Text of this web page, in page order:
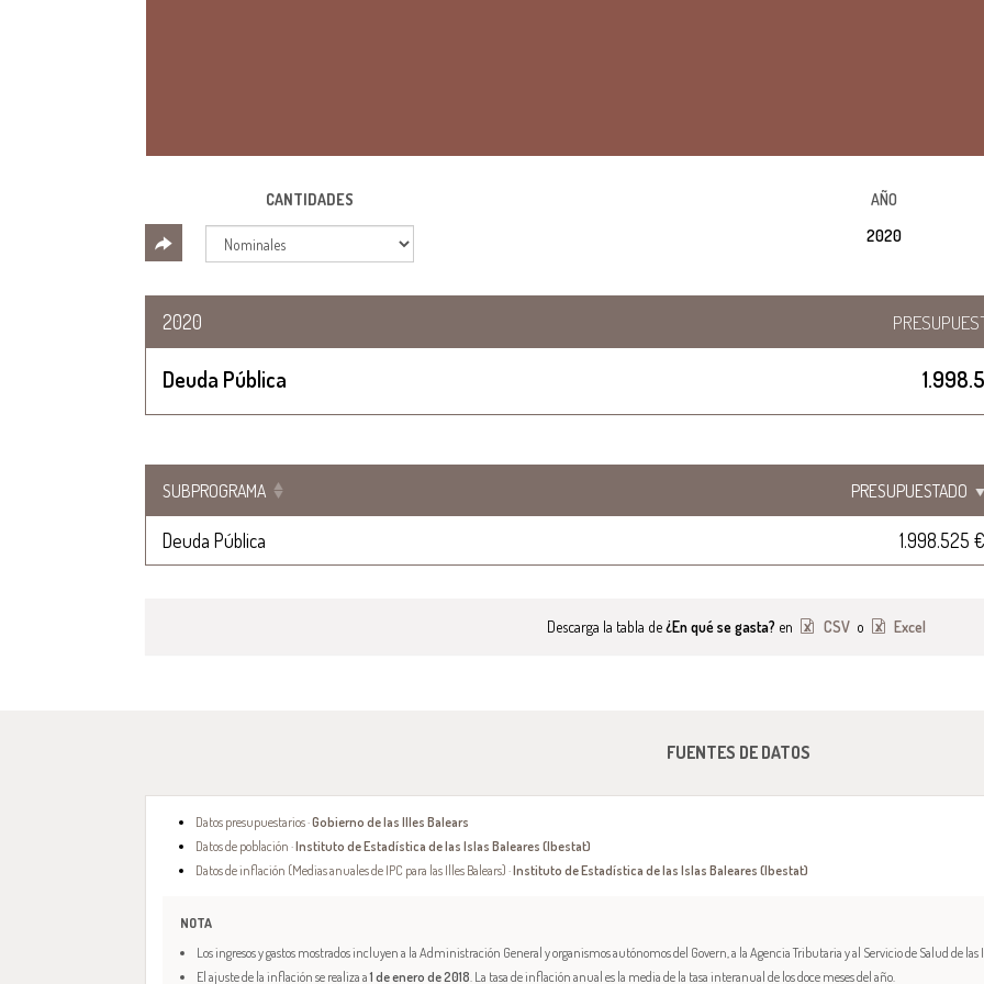
CANTIDADES
AÑO
2020
2020
Deuda Pública
SUBPROGRAMA PRESUPUESTADO
Deuda Pública 1.998.525 €
Descarga la tabla de¿En qué se gasta?en CSV o Excel
FUENTES DE DATOS
Datos presupuestarios ·Gobierno de las Illes Balears
Datos de población ·Instituto de Estadística de las Islas Baleares (Ibestat)
Datos de inflación (Medias anuales de IPC para las Illes Balears) ·Instituto de Estadística de las Islas Baleares (Ibestat)
NOTA
Los ingresos y gastos mostrados incluyen a la Administración General y organismos autónomos del Govern, a la Agencia Tributaria y al Servicio de Salud de las
El ajuste de la inflación se realiza a1 de enero de 2018 . La tasa de inflación anual es la media de la tasa interanual de los doce meses del año.